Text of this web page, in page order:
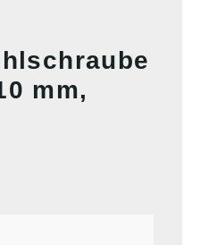
mm,